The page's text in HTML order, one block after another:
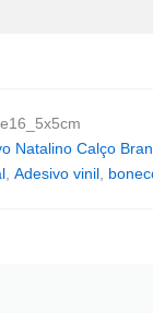
Natalino Calço
Adesivo vinil